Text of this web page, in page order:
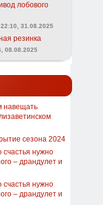
лобового
31.08.2025
резинка
08.08.2025
навещать
сезона 2024
счастья нужно
– драндулет и
счастья нужно
– драндулет и